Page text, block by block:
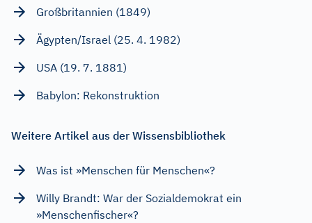
Großbritannien (1849)
Ägypten/Israel (25. 4. 1982)
USA (19. 7. 1881)
Babylon: Rekonstruktion
Weitere Artikel aus der Wissensbibliothek
Was ist »Menschen für Menschen«?
Willy Brandt: War der Sozialdemokrat ein
»Menschenfischer«?